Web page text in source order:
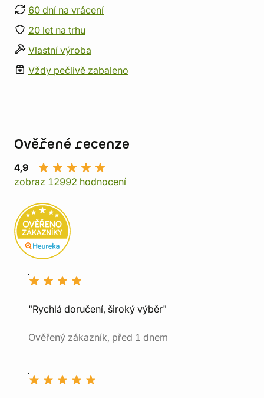
60 dní na vrácení
20 let na trhu
Vlastní výroba
Vždy pečlivě zabaleno
Ověřené recenze
4,9
zobraz 12992 hodnocení
"Rychlá doručení, široký výběr"
Ověřený zákazník, před 1 dnem